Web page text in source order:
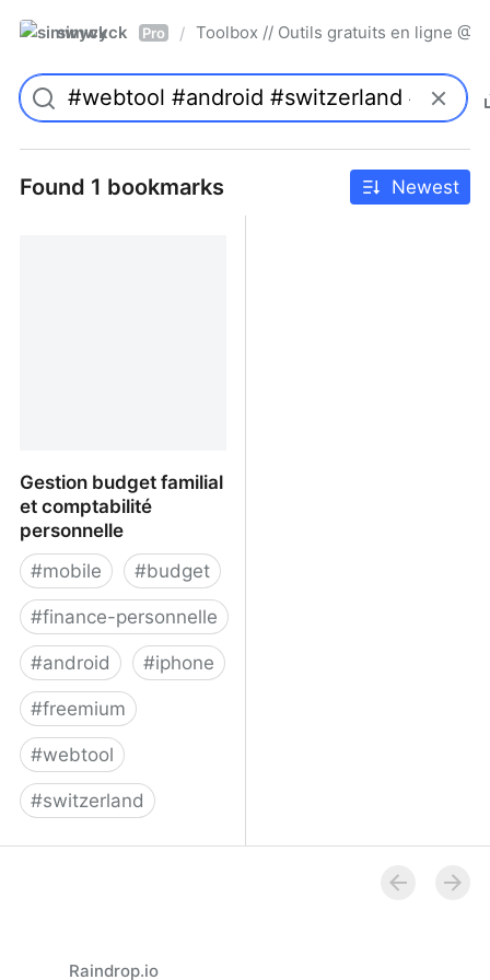
simwyck Pro / Toolbox // Outils gratuits en ligne
Found 1 bookmarks Newest
Gestion budget familial
et comptabilité
personnelle
#mobile #budget
#finance-personnelle
#android #iphone
#freemium
#webtool
#switzerland
Raindrop.io